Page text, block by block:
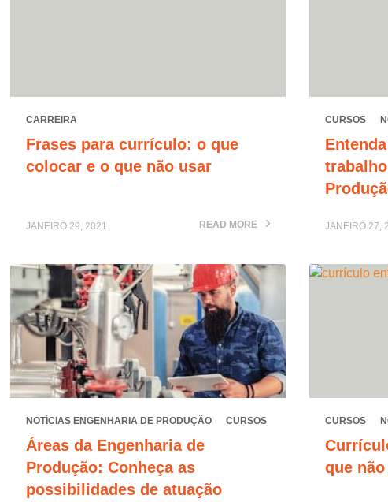
CARREIRA
Frases para currículo: o que
colocar e o que não usar
JANEIRO 29, 2021 READ MORE
CURSOS
JANEIRO 27,
NOTÍCIAS ENGENHARIA DE PRODUÇÃO CURSOS
Áreas da Engenharia de
Produção: Conheça as
possibilidades de atuação
CURSOS
que